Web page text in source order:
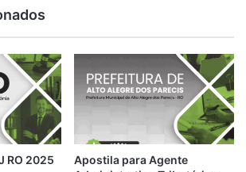
RO 2025
Apostila para Agente